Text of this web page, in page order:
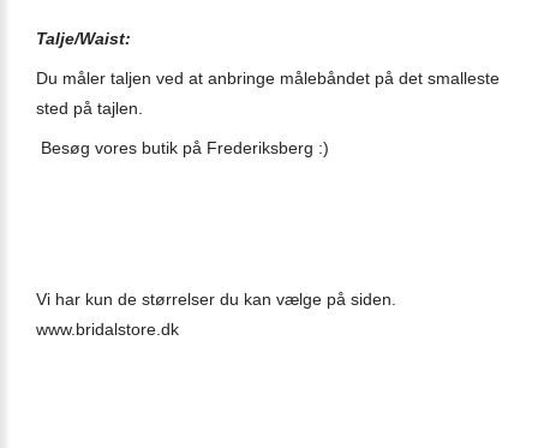
Talje/Waist:
Du måler taljen ved at anbringe målebåndet på det smalleste
sted på tajlen.
Besøg vores butik på Frederiksberg :)
Vi har kun de størrelser du kan vælge på siden.
www.bridalstore.dk